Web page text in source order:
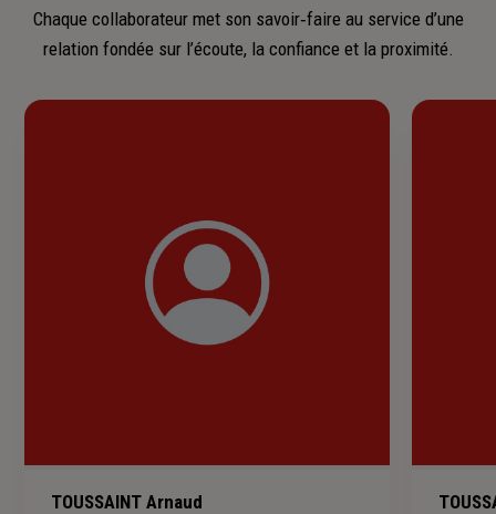
Chaque collaborateur met son savoir‑faire au service d’une
relation fondée sur l’écoute, la confiance et la proximité.
TOUSSAINT Arnaud